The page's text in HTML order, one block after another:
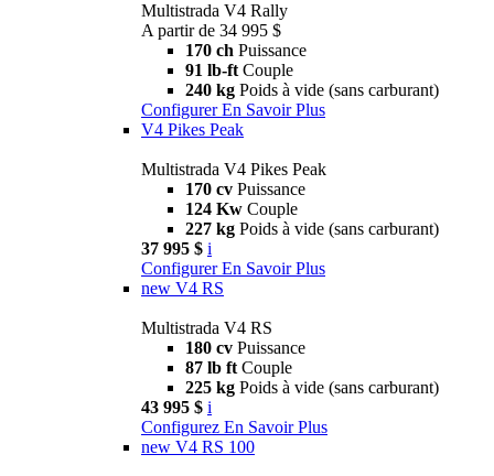
Multistrada V4 Rally
A partir de 34 995 $
170 ch Puissance
91 lb-ft Couple
240 kg Poids à vide (sans carburant)
Configurer En Savoir Plus
V4 Pikes Peak
Multistrada V4 Pikes Peak
170 cv Puissance
124 Kw Couple
227 kg Poids à vide (sans carburant)
37 995 $ i
Configurer En Savoir Plus
new V4 RS
Multistrada V4 RS
180 cv Puissance
87 lb ft Couple
225 kg Poids à vide (sans carburant)
43 995 $ i
Configurez En Savoir Plus
new V4 RS 100